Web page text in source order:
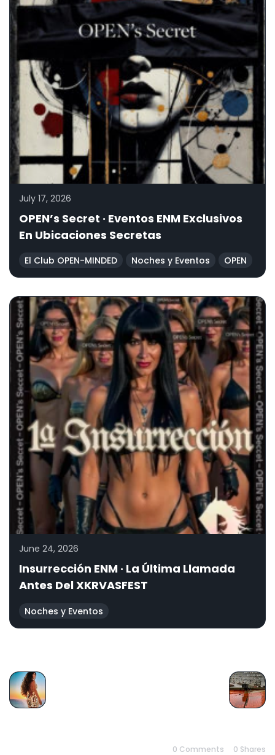
July 17, 2026
OPEN’s Secret · Eventos ENM Exclusivos
En Ubicaciones Secretas
El Club OPEN-MINDED Noches y Eventos OPEN
June 24, 2026
Insurrección ENM · La Última Llamada
Antes Del XKRVASFEST
Noches y Eventos
0 Comments 0 Shares